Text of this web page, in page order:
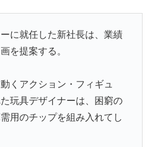
に就任した新社長は、業績
を提案する。
くアクション・フィギュ
玩具デザイナーは、困窮の
用のチップを組み入れてし